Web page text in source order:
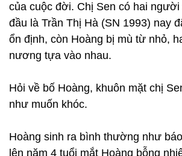
của cuộc đời. Chị Sen có hai người
đầu là Trần Thị Hà (SN 1993) nay
ổn định, còn Hoàng bị mù từ nhỏ,
nương tựa vào nhau.
Hỏi về bố Hoàng, khuôn mặt chị
như muốn khóc.
Hoàng sinh ra bình thường như
lên năm 4 tuổi mắt Hoàng bỗng